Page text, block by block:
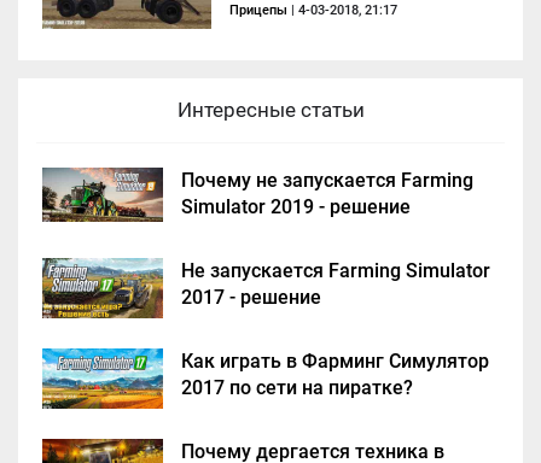
Прицепы | 4-03-2018, 21:17
Интересные статьи
Почему не запускается Farming
Simulator 2019 - решение
Не запускается Farming Simulator
2017 - решение
Как играть в Фарминг Симулятор
2017 по сети на пиратке?
Почему дергается техника в